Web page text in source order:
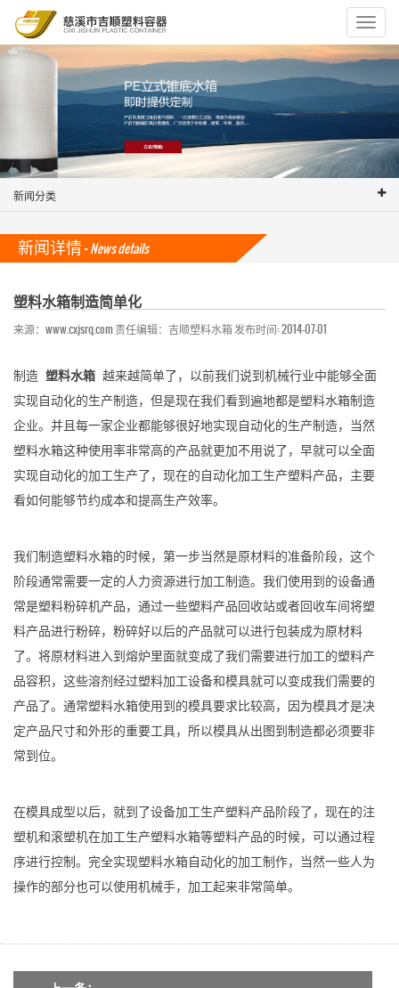
Toggle
新闻分类
新闻详情 -News details
塑料水箱制造简单化
来源：www.cxjsrq.com 责任编辑：吉顺塑料水箱 发布时间: 2014-07-01
制造 塑料水箱 越来越简单了，以前我们说到机械行业中能够全面
实现自动化的生产制造，但是现在我们看到遍地都是塑料水箱制造
企业。并且每一家企业都能够很好地实现自动化的生产制造，当然
塑料水箱这种使用率非常高的产品就更加不用说了，早就可以全面
实现自动化的加工生产了，现在的自动化加工生产塑料产品，主要
看如何能够节约成本和提高生产效率。
我们制造塑料水箱的时候，第一步当然是原材料的准备阶段，这个
阶段通常需要一定的人力资源进行加工制造。我们使用到的设备通
常是塑料粉碎机产品，通过一些塑料产品回收站或者回收车间将塑
料产品进行粉碎，粉碎好以后的产品就可以进行包装成为原材料
了。将原材料进入到熔炉里面就变成了我们需要进行加工的塑料产
品容积，这些溶剂经过塑料加工设备和模具就可以变成我们需要的
产品了。通常塑料水箱使用到的模具要求比较高，因为模具才是决
定产品尺寸和外形的重要工具，所以模具从出图到制造都必须要非
常到位。
在模具成型以后，就到了设备加工生产塑料产品阶段了，现在的注
塑机和滚塑机在加工生产塑料水箱等塑料产品的时候，可以通过程
序进行控制。完全实现塑料水箱自动化的加工制作，当然一些人为
操作的部分也可以使用机械手，加工起来非常简单。